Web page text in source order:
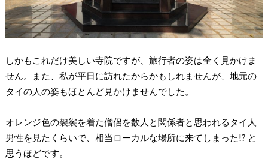
しかもこれだけ美しい寺院ですが、旅行者の姿は全く見かけま
せん。また、私が平日に訪れたからかもしれませんが、地元の
タイの人の姿もほとんど見かけませんでした。
オレンジ色の袈裟を着た僧侶を数人と関係者と思われるタイ人
男性を見たくらいで、相当ローカルな場所に来てしまった!? と
思うほどです。